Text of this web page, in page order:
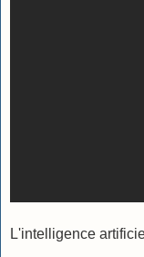
L'intelligence